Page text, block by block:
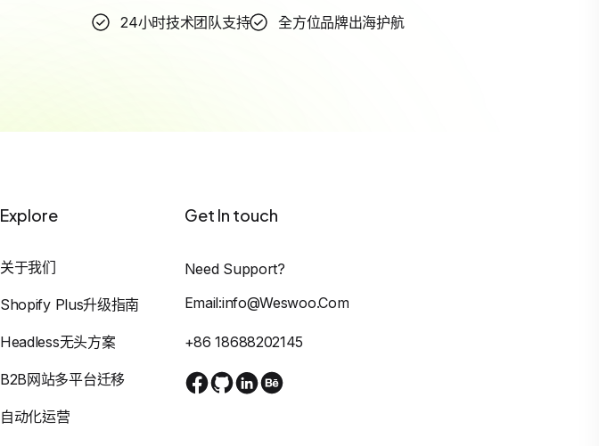
24小时技术团队支持 全方位品牌出海护航
Explore
关于我们
Shopify Plus升级指南
Headless无头方案
B2B网站多平台迁移
自动化运营
Get In touch
Need Support?
Email:info@weswoo.com
+86 18688202145